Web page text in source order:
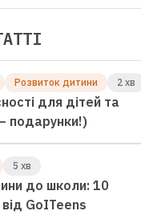
Розвиток дитини 2 хв
для дітей та
подарунки!)
5 хв
до школи: 10
GoITeens